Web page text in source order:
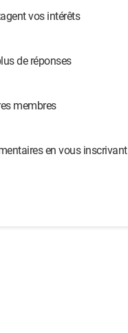
vos intérêts
de réponses
membres
en vous inscrivant